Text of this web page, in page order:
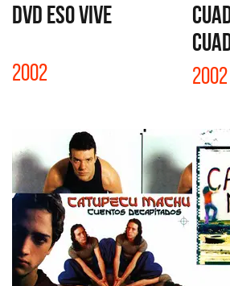
DVD ESO VIVE
2002 2002